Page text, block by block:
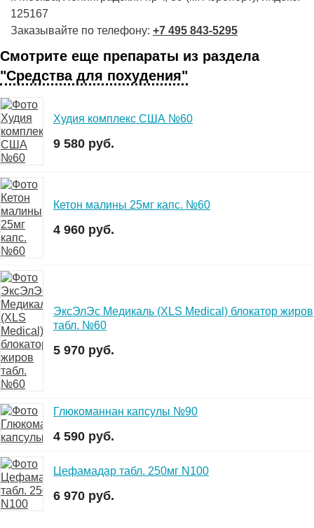
125167
Заказывайте по телефону: +7 495 843-5295
Смотрите еще препараты из раздела
"Средства для похудения"
Худия комплекс США №60
9 580 руб.
Кетон малины 25мг капс. №60
4 960 руб.
ЭксЭлЭс Медикаль (XLS Medical) блокатор жиров
табл. №60
5 970 руб.
Глюкоманнан капсулы №90
4 590 руб.
Цефамадар табл. 250мг N100
6 970 руб.